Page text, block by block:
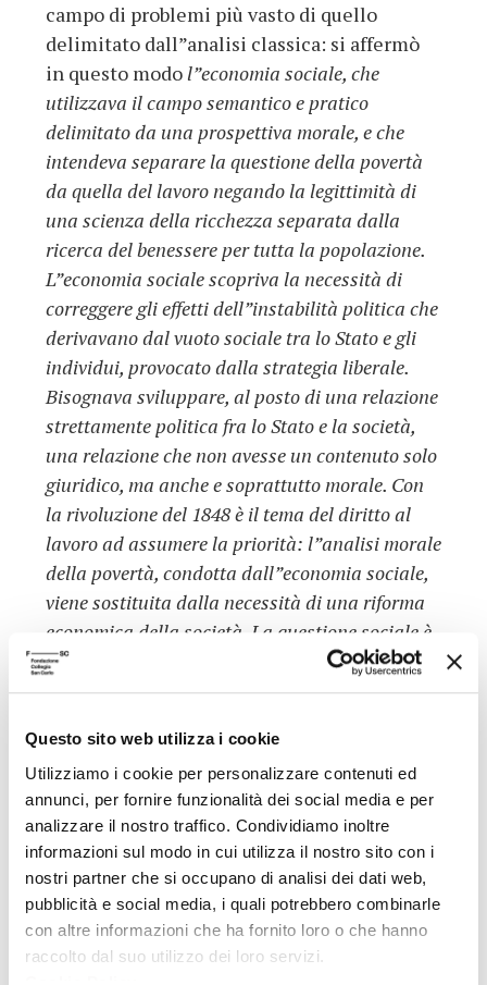
Questo sito web utilizza i cookie
Utilizziamo i cookie per personalizzare contenuti ed
annunci, per fornire funzionalità dei social media e per
analizzare il nostro traffico. Condividiamo inoltre
informazioni sul modo in cui utilizza il nostro sito con i
nostri partner che si occupano di analisi dei dati web,
pubblicità e social media, i quali potrebbero combinarle
con altre informazioni che ha fornito loro o che hanno
raccolto dal suo utilizzo dei loro servizi.
campo di problemi più vasto di quello
delimitato dall”analisi classica: si affermò
in questo modo l”economia sociale, che
utilizzava il campo semantico e pratico
delimitato da una prospettiva morale, e che
intendeva separare la questione della povertà
da quella del lavoro negando la legittimità di
una scienza della ricchezza separata dalla
ricerca del benessere per tutta la popolazione.
L”economia sociale scopriva la necessità di
correggere gli effetti dell”instabilità politica che
derivavano dal vuoto sociale tra lo Stato e gli
individui, provocato dalla strategia liberale.
Bisognava sviluppare, al posto di una relazione
strettamente politica fra lo Stato e la società,
una relazione che non avesse un contenuto solo
giuridico, ma anche e soprattutto morale. Con
la rivoluzione del 1848 è il tema del diritto al
lavoro ad assumere la priorità: l”analisi morale
della povertà, condotta dall”economia sociale,
viene sostituita dalla necessità di una riforma
economica della società. La questione sociale è
stata dunque condizione indispensabile per la
nascita dei moderni sistemi diwelfare state,
segnalato dalla Procacci: che l”individualismo
possa essere la soluzione e non sia piuttosto il
sintomo della crisi.
Dati aggiuntivi
Autore
Giovanna Procacci
Docente di Sociologia -